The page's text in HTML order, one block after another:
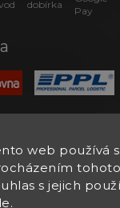
web používá
s jejich
.
dobírka
Pay